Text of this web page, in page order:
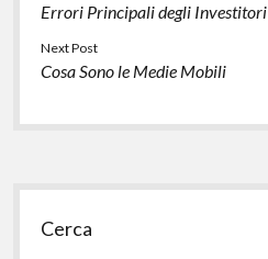
Errori Principali degli Investitori
Next Post
Cosa Sono le Medie Mobili
Sidebar
Cerca